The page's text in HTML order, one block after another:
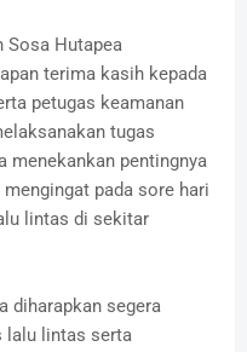
Sosa Hutapea
terima kasih kepada
petugas keamanan
tugas
menekankan pentingnya
pada sore hari
lintas di sekitar
diharapkan segera
lalu lintas serta